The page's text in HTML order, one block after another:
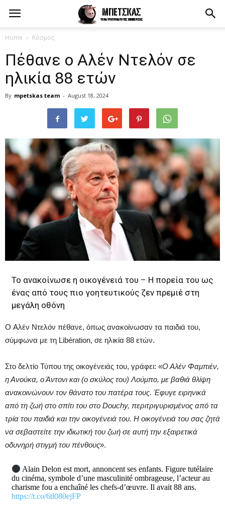
Home Κόσμος
Πέθανε ο Αλέν Ντελόν σε
ηλικία 88 ετών
By mpetskas team - August 18, 2024
Το ανακοίνωσε η οικογένειά του – Η πορεία του ως
ένας από τους πιο γοητευτικούς ζεν πρεμιέ στη
μεγάλη οθόνη
Ο Αλέν Ντελόν πέθανε, όπως ανακοίνωσαν τα παιδιά του,
σύμφωνα με τη Libération, σε ηλικία 88 ετών.
Στο δελτίο Τύπου της οικογένειάς του, γράφει: «Ο Αλέν Φαμπιέν,
η Ανούκα, ο Άντονι και (ο σκύλος του) Λούμπο, με βαθιά θλίψη
ανακοινώνουν τον θάνατο του πατέρα τους. Έφυγε ειρηνικά
από τη ζωή στο σπίτι του στο Douchy, περιτριγυρισμένος από τα
τρία του παιδιά και την οικογένειά του. Η οικογένειά του σας ζητά
να σεβαστείτε την ιδιωτική του ζωή σε αυτή την εξαιρετικά
οδυνηρή στιγμή του πένθους».
Alain Delon est mort, annoncent ses enfants. Figure tutélaire
du cinéma, symbole d’une masculinité ombrageuse, l’acteur au
charisme fou a enchaîné les chefs-d’œuvre. Il avait 88 ans.
https://t.co/6tl080ejFP